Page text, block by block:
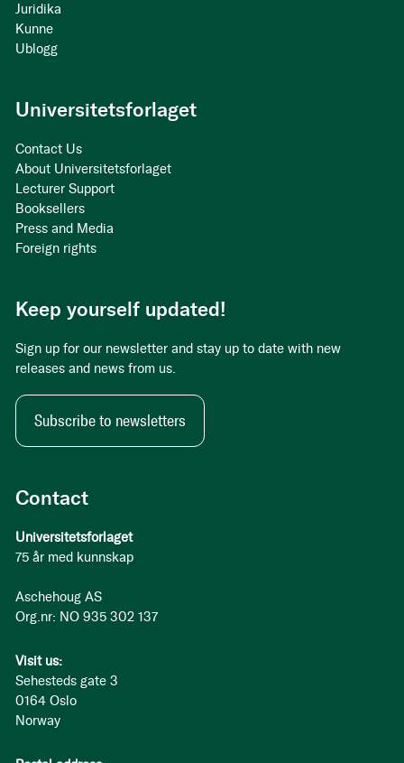
Contact
Universitetsforlaget
75 år med kunnskap
Aschehoug AS
Org.nr: NO 935 302 137
Visit us:
Sehesteds gate 3
0164 Oslo
Norway
Juridika
Kunne
Ublogg
Universitetsforlaget
Contact Us
About Universitetsforlaget
Lecturer Support
Booksellers
Press and Media
Foreign rights
Keep yourself updated!
Sign up for our newsletter and stay up to date with new
releases and news from us.
Subscribe to newsletters